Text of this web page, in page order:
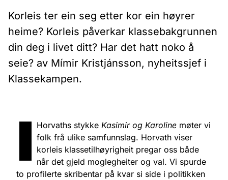
Korleis ter ein seg etter kor ein høyrer
heime? Korleis påverkar klassebakgrunnen
din deg i livet ditt? Har det hatt noko å
seie? av Mímir Kristjánsson, nyheitssjef i
Klassekampen.
I Horvaths stykke Kasimir og Karoline møter vi
folk frå ulike samfunnslag. Horvath viser
korleis klassetilhøyrigheit pregar oss både
når det gjeld moglegheiter og val. Vi spurde
to profilerte skribentar på kvar si side i politikken